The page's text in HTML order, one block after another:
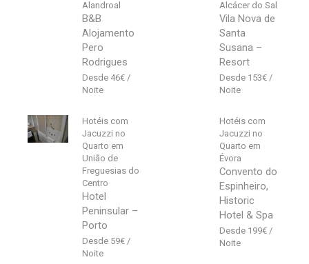
Alandroal
B&B
Alojamento
Pero
Rodrigues
46€
Alcácer do Sal
Vila Nova de
Santa
Susana –
Resort
153€
Hotéis com
Jacuzzi no
Quarto em
União de
Freguesias do
Centro
Hotel
Peninsular –
Porto
59€
Hotéis com
Jacuzzi no
Quarto em
Évora
Convento do
Espinheiro,
Historic
Hotel & Spa
199€